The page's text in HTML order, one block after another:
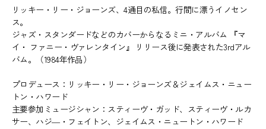
リッキー・リー・ジョーンズ、4通目の私信。行間に漂うイノセン
ス。
ジャズ・スタンダードなどのカバーからなるミニ・アルバム 『マ
イ・ ファニー・ヴァレンタイン』 リリース後に発表された3rdアル
バム。（1984年作品）
プロデュース：リッキー・リー・ジョーンズ＆ジェイムス・ニュー
トン・ハワード
主要参加ミュージシャン：スティーヴ・ガッド、スティーヴ・ルカ
サー、ハジ―・フェイトン、ジェイムス・ニュートン・ハワード